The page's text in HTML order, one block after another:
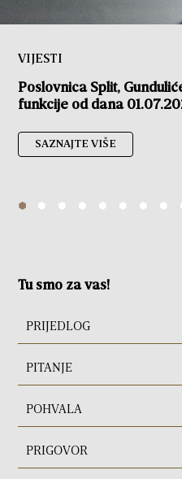
VIJESTI
Poslovnica Split,
funkcije od dana
SAZNAJTE VIŠE
Tu smo za vas!
PRIJEDLOG
PITANJE
POHVALA
PRIGOVOR